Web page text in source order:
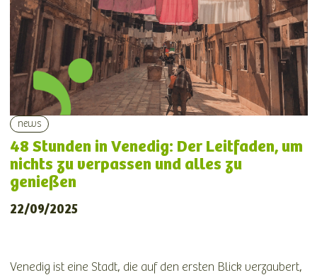
news
48 Stunden in Venedig: Der Leitfaden, um
nichts zu verpassen und alles zu
genießen
22/09/2025
Venedig ist eine Stadt, die auf den ersten Blick verzaubert,